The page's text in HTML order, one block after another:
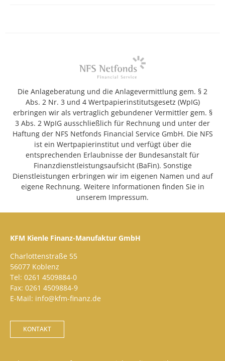
Die Anlageberatung und die Anlagevermittlung gem. § 2
Abs. 2 Nr. 3 und 4 Wertpapierinstitutsgesetz (WpIG)
erbringen wir als vertraglich gebundener Vermittler gem. §
3 Abs. 2 WpIG ausschließlich für Rechnung und unter der
Haftung der NFS Netfonds Financial Service GmbH. Die NFS
ist ein Wertpapierinstitut und verfügt über die
entsprechenden Erlaubnisse der Bundesanstalt für
Finanzdienstleistungsaufsicht (BaFin). Sonstige
Dienstleistungen erbringen wir im eigenen Namen und auf
eigene Rechnung. Weitere Informationen finden Sie in
unserem Impressum.
KFM Kienle Finanz-Manufaktur GmbH
Charlottenstraße 55
56077 Koblenz
Tel: 0261 4509884-0
Fax: 0261 4509884-9
E-Mail: info@kfm-finanz.de
KONTAKT